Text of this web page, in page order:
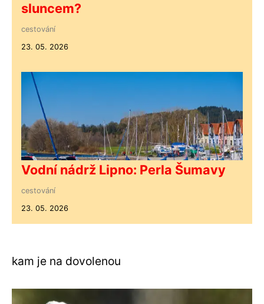
sluncem?
cestování
23. 05. 2026
Vodní nádrž Lipno: Perla Šumavy
cestování
23. 05. 2026
kam je na dovolenou